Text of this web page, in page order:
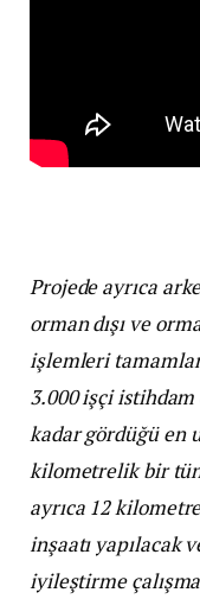
Projede ayrıca
orman dışı ve
işlemleri
3.000 işçi istihdam
kadar gördüğü en
kilometrelik bir
ayrıca 12
inşaatı yapılacak
iyileştirme